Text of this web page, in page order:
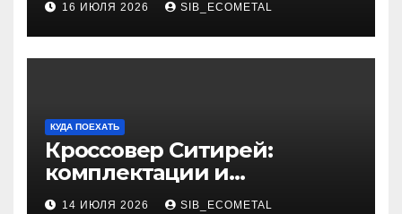
16 ИЮЛЯ 2026 SIB_ECOMETAL
КУДА ПОЕХАТЬ
Кроссовер Ситирей:
комплектации и
характеристики
14 ИЮЛЯ 2026 SIB_ECOMETAL